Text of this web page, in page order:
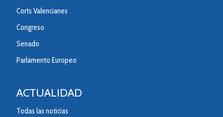
Corts Valencianes
Congreso
Senado
Parlamento Europeo
ACTUALIDAD
Todas las noticias